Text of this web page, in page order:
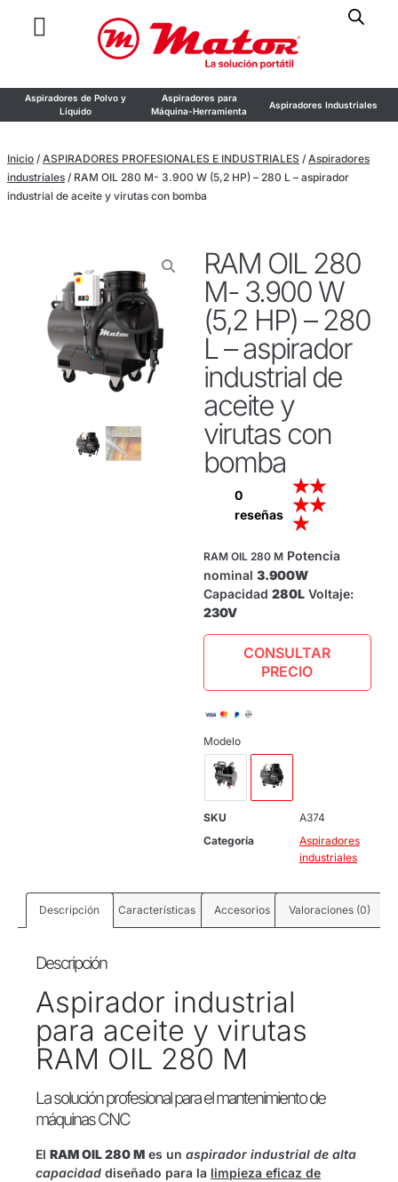
Aspiradores de Polvo y
Líquido
Aspiradores para
Máquina-Herramienta
Aspiradores Industriales
Inicio / ASPIRADORES PROFESIONALES E INDUSTRIALES / Aspiradores
industriales / RAM OIL 280 M- 3.900 W (5,2 HP) – 280 L – aspirador
industrial de aceite y virutas con bomba
RAM OIL 280
M- 3.900 W
(5,2 HP) – 280
L – aspirador
industrial de
aceite y
virutas con
bomba
0
reseñas
★★
★★
★
RAM OIL 280 MPotencia
nominal 3.900W
Capacidad 280LVoltaje:
230V
CONSULTAR
PRECIO
Modelo
SKU
A374
Categoría
Aspiradores
industriales
Descripción Características Accesorios Valoraciones (0)
Descripción
Aspirador industrial
para aceite y virutas
RAM OIL 280 M
La solución profesional para el mantenimiento de
máquinas CNC
El RAM OIL 280 M es un aspirador industrial de alta
capacidad diseñado para la limpieza eficaz de